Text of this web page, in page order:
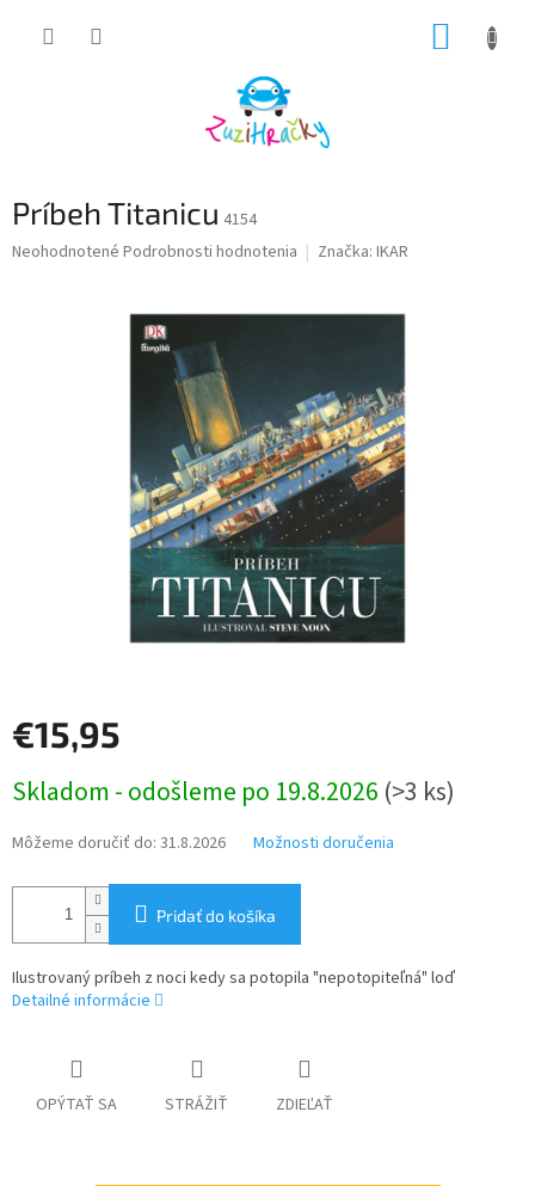
Príbeh Titanicu 4154
Priemerné
Neohodnotené Podrobnosti hodnotenia Značka: IKAR
€15,95
cena:
Skladom - odošleme po 19.8.2026 (>3 ks)
Môžeme doručiť do: 31.8.2026 Možnosti doručenia
Pridať do košíka
Ilustrovaný príbeh z noci kedy sa potopila "nepotopiteľná" loď
Detailné informácie
OPÝTAŤ SA STRÁŽIŤ ZDIEĽAŤ